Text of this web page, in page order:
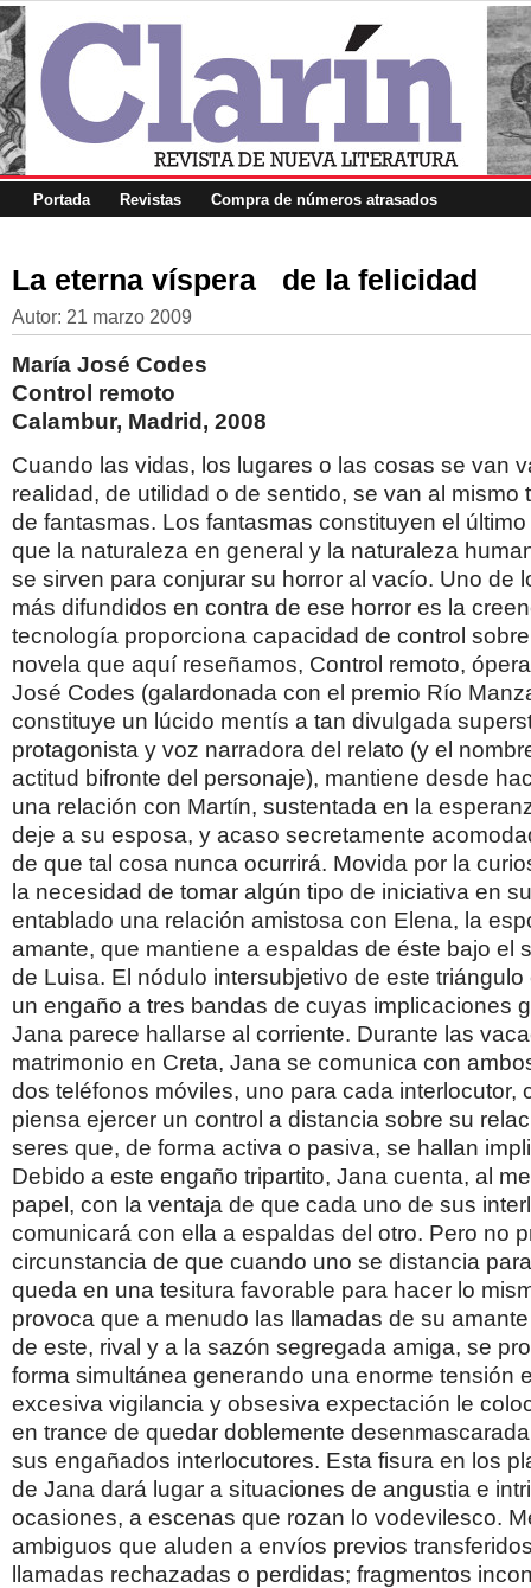
Portada Revistas Compra de números atrasados
La eterna víspera de la felicidad
Autor: 21 marzo 2009
María José Codes
Control remoto
Calambur, Madrid, 2008
Cuando las vidas, los lugares o las cosas se van
realidad, de utilidad o de sentido, se van al mismo
de fantasmas. Los fantasmas constituyen el
que la naturaleza en general y la naturaleza
se sirven para conjurar su horror al vacío. Uno de
más difundidos en contra de ese horror es la
tecnología proporciona capacidad de control
novela que aquí reseñamos, Control remoto,
José Codes (galardonada con el premio Río
constituye un lúcido mentís a tan divulgada
protagonista y voz narradora del relato (y el
actitud bifronte del personaje), mantiene desde
una relación con Martín, sustentada en la
deje a su esposa, y acaso secretamente
de que tal cosa nunca ocurrirá. Movida por la
la necesidad de tomar algún tipo de iniciativa en
entablado una relación amistosa con Elena, la
amante, que mantiene a espaldas de éste bajo el
de Luisa. El nódulo intersubjetivo de este
un engaño a tres bandas de cuyas implicaciones
Jana parece hallarse al corriente. Durante las
matrimonio en Creta, Jana se comunica con
dos teléfonos móviles, uno para cada interlocutor,
piensa ejercer un control a distancia sobre su
seres que, de forma activa o pasiva, se hallan
Debido a este engaño tripartito, Jana cuenta, al
papel, con la ventaja de que cada uno de sus
comunicará con ella a espaldas del otro. Pero no
circunstancia de que cuando uno se distancia
queda en una tesitura favorable para hacer lo
provoca que a menudo las llamadas de su
de este, rival y a la sazón segregada amiga, se
forma simultánea generando una enorme tensión
excesiva vigilancia y obsesiva expectación le
en trance de quedar doblemente
sus engañados interlocutores. Esta fisura en los
de Jana dará lugar a situaciones de angustia e
ocasiones, a escenas que rozan lo vodevilesco.
ambiguos que aluden a envíos previos
llamadas rechazadas o perdidas; fragmentos